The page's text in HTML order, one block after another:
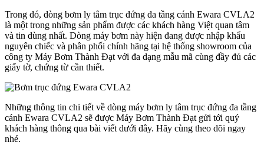
Trong đó, dòng bơm ly tâm trục đứng đa tầng cánh Ewara CVLA2
là một trong những sản phẩm được các khách hàng Việt quan tâm
và tin dùng nhất. Dòng máy bơm này hiện đang được nhập khẩu
nguyên chiếc và phân phối chính hãng tại hệ thống showroom của
công ty Máy Bơm Thành Đạt với đa dạng mẫu mã cùng đầy đủ các
giấy tờ, chứng từ cần thiết.
Những thông tin chi tiết về dòng máy bơm ly tâm trục đứng đa tầng
cánh Ewara CVLA2 sẽ được Máy Bơm Thành Đạt gửi tới quý
khách hàng thông qua bài viết dưới đây. Hãy cùng theo dõi ngay
nhé.